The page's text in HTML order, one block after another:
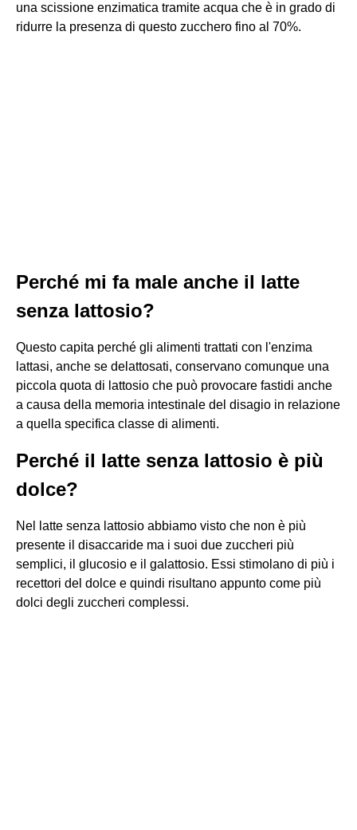
una scissione enzimatica tramite acqua che è in grado di
ridurre la presenza di questo zucchero fino al 70%.
Perché mi fa male anche il latte
senza lattosio?
Questo capita perché gli alimenti trattati con l'enzima
lattasi, anche se delattosati, conservano comunque una
piccola quota di lattosio che può provocare fastidi anche
a causa della memoria intestinale del disagio in relazione
a quella specifica classe di alimenti.
Perché il latte senza lattosio è più
dolce?
Nel latte senza lattosio abbiamo visto che non è più
presente il disaccaride ma i suoi due zuccheri più
semplici, il glucosio e il galattosio. Essi stimolano di più i
recettori del dolce e quindi risultano appunto come più
dolci degli zuccheri complessi.